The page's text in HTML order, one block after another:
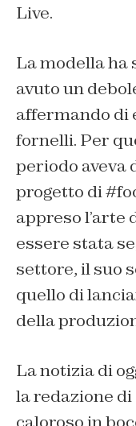
Live.
La modella ha
avuto un
affermando di
fornelli. Per
periodo aveva
progetto di
appreso l’arte
essere stata
settore, il suo
quello di
della
La notizia di
la redazione
caloroso in